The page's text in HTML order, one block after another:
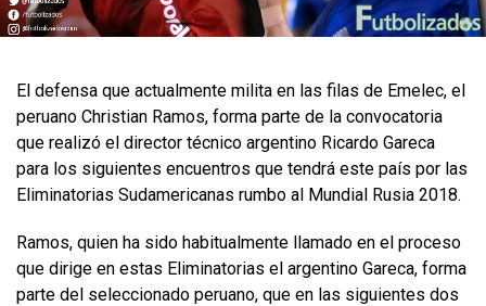
​El defensa que actualmente milita en las filas de Emelec, el
peruano Christian Ramos, forma parte de la convocatoria
que realizó el director técnico argentino Ricardo Gareca
para los siguientes encuentros que tendrá este país por las
Eliminatorias Sudamericanas rumbo al Mundial Rusia 2018.
Ramos, quien ha sido habitualmente llamado en el proceso
que dirige en estas Eliminatorias el argentino Gareca, forma
parte del seleccionado peruano, que en las siguientes dos